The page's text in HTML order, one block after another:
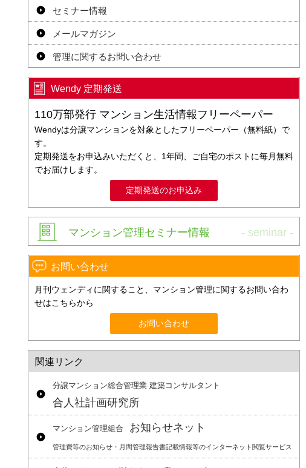
セミナー情報
メールマガジン
管理に関するお問い合わせ
Wendy 定期発送
110万部発行 マンション生活情報フリーペーパー
Wendyは分譲マンションを対象としたフリーペーパー（無料紙）で
す。
定期発送をお申込みいただくと、1年間、ご自宅のポストに毎月無料
でお届けします。
定期発送のお申込み
マンション管理セミナー情報
お問い合わせ
月刊ウェンディに関すること、マンション管理に関するお問い合わ
せはこちらから
お問い合わせ
関連リンク
分譲マンション総合管理業 建築コンサルタント
合人社計画研究所
マンション管理組合 お知らせネット
管理費等のお知らせ・月間管理報告書記載情報等のインターネット閲覧サービス